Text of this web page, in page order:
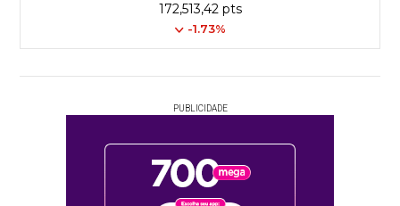
172,513,42 pts
-1.73%
PUBLICIDADE